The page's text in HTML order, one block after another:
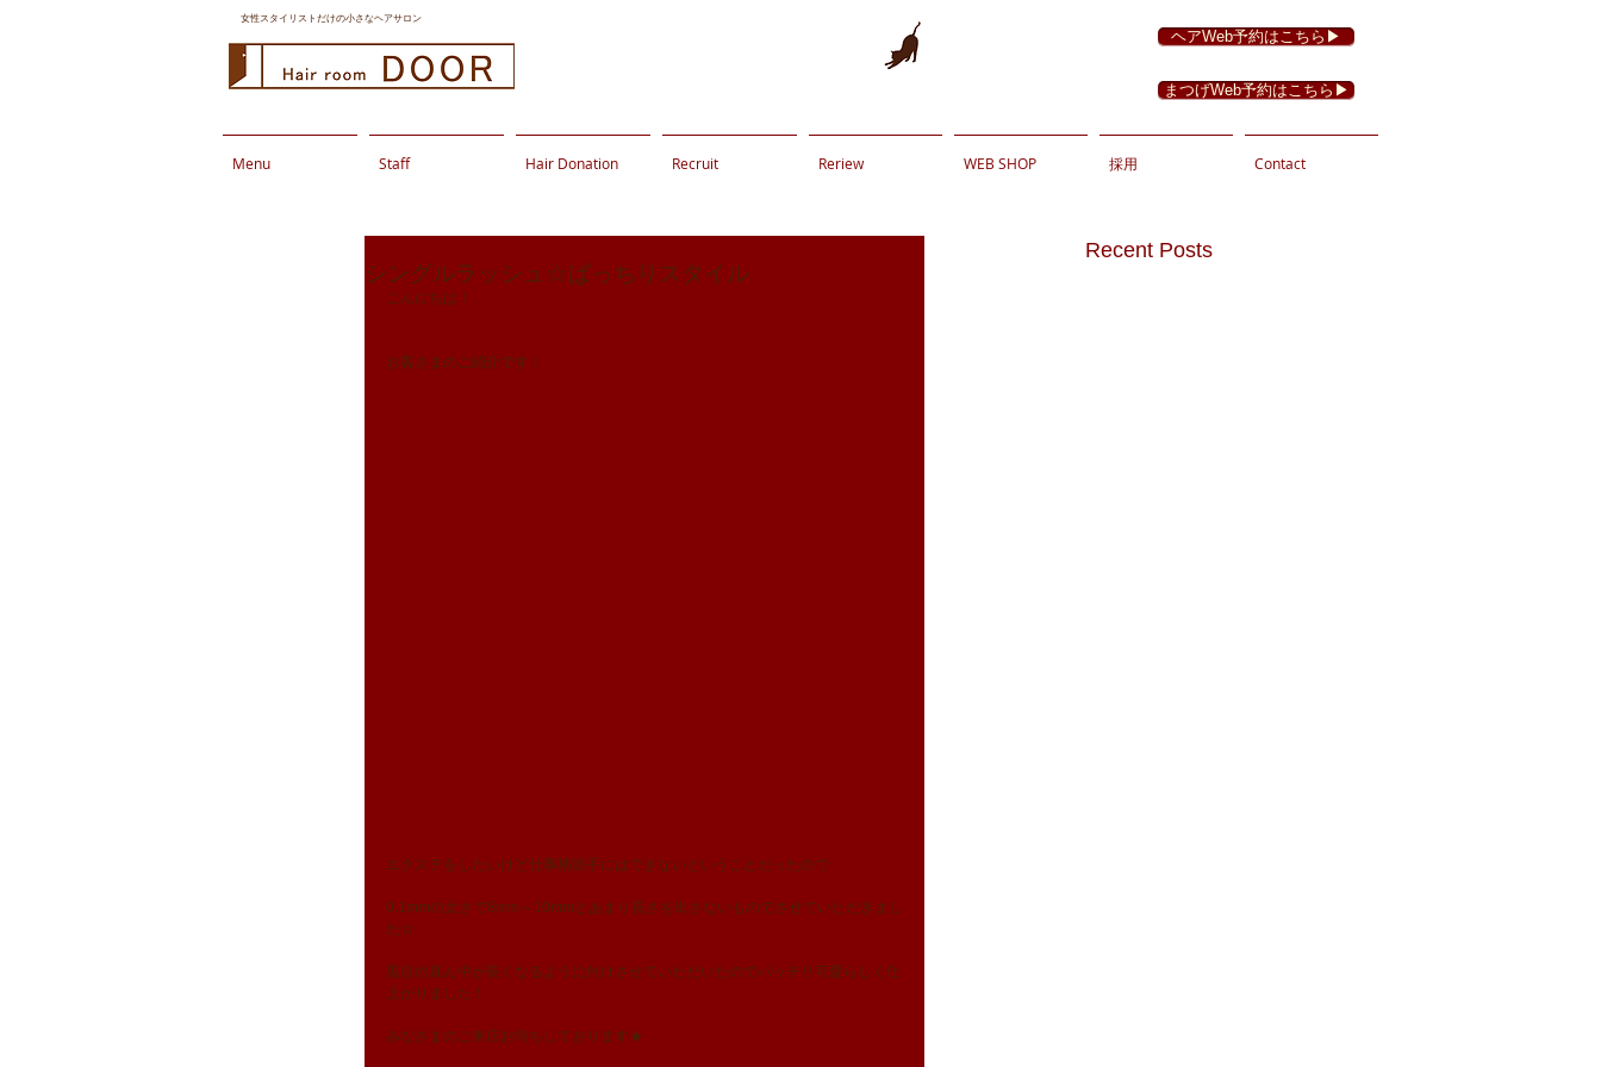
女性スタイリストだけの小さなヘアサロン
ヘアWeb予約はこちら▶︎
まつげWeb予約はこちら▶︎
Menu Staff Hair Donation Recruit Reriew WEB SHOP 採用 Contact
シングルラッシュ☆ぱっちりスタイル
こんにちは！
お客さまのご紹介です！
エクステをしたいけど仕事柄派手にはできないということだったので
0.1mmの太さで8mm～10mmとあまり長さを出さないものでさせていただきまし
た☆
黒目の真ん中が長くなるように付けさせていただいたのでパッチリ可愛らしく仕
上がりました！
みなさまのご来店お待ちしております★
Recent Posts